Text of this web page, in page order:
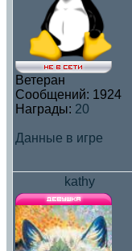
Ветеран
Сообщений: 1924
Награды: 20
Данные в игре
kathy